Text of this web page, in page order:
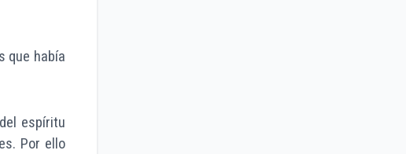
que había
espíritu
Por ello